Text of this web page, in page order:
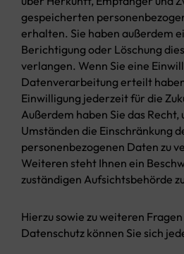
gespeicherten
erhalten. Sie haben außerdem
Berichtigung oder Löschung
verlangen. Wenn Sie eine
Datenverarbeitung erteilt
Einwilligung jederzeit für die
Außerdem haben Sie das
Umständen die Einschränkung
personenbezogenen Daten zu
Weiteren steht Ihnen ein
zuständigen Aufsichtsbehörde
Hierzu sowie zu weiteren
Datenschutz können Sie sich